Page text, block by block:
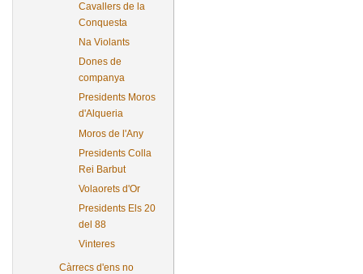
Cavallers de la
Conquesta
Na Violants
Dones de
companya
Presidents Moros
d'Alqueria
Moros de l'Any
Presidents Colla
Rei Barbut
Volaorets d'Or
Presidents Els 20
del 88
Vinteres
Càrrecs d'ens no